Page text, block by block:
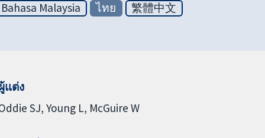
Bahasa Malaysia ไทย
繁體中文
แต่ง
SJ Young L McGuire W